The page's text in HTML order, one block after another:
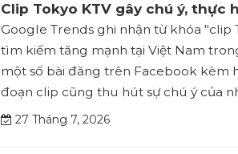
Clip Tokyo KTV gây chú ý, thực
Google Trends ghi nhận từ khóa "clip
tìm kiếm tăng mạnh tại Việt Nam
một số bài đăng trên Facebook kèm
đoạn clip cũng thu hút sự chú ý của
27 Tháng 7, 2026